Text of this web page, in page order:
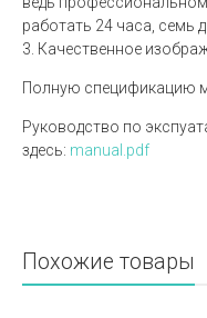
работать 24 часа, семь
3. Качественное
Полную спецификацию
Руководство по
здесь: manual.pdf
Похожие товары